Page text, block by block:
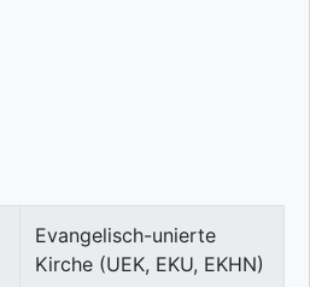
Evangelisch-unierte
Kirche (UEK, EKU, EKHN)